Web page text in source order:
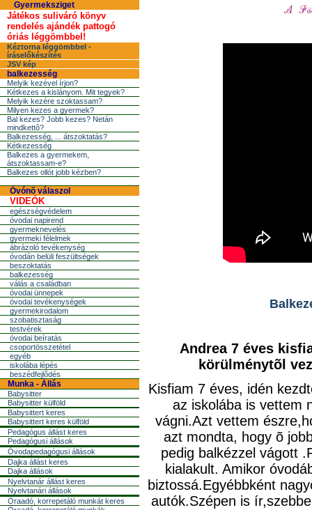
Gyermeksziget
Játékos suliváró könyv
rendelés ajándék pattogó
óriás léggömbbel!
Kéztorna léggömbbel -
íráselőkészítés
JSV kép
balkezesség
Melyik kezével írjon?
Kétkezes a kislányom. Mit tegyek?
Melyik kezére szoktassam?
Milyen kezes a gyermek?
Bal kezes? Jobb kezes? Netán
mindkettõ?
Balkezesség, ... átszoktatás?
Kétkezesség
Balkezes a gyermekem,
átszoktassam-e?
Balkezes ollót jobb kézben?
Óvónõ válaszol
VIDEÓK
egészségvédelem
óvodai napirend
gyermeknevelés
gyermeki félelmek
ábrázoló tevékenység
óvodán belüli feszültségek
beszoktatás
balkezesség
válás a családban
óvodai ünnepek
óvodai tevékenységek
gyermekirodalom
szobatisztaság
testvérek
óvodai beíratás
csoportösszetétel
egyéb
iskolába lépés
beszédfejlõdés
Munka - Állás
Babysitter
Babysitter külföld
Babysittert keres
Babysittert keres külföld
Pedagógus állást keres
Pedagógusi állások
Óvodapedagógusi állások
Dajka állást keres
Dajka állások
Nyelvtanár állást keres
Nyelvtanári állások
Óraadó, korrepetáló munkát keres
Andrea 7 éves
körülménytõl
Kisfiam 7 éves, idén
az iskolába is vettem
vágni.Azt vettem
azt mondta, hogy õ
pedig balkézzel vágott
kialakult. Amikor
biztossá.Egyébbként
autók.Szépen is